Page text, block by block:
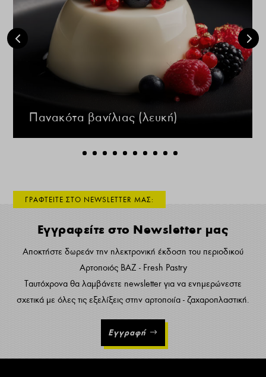
Πανακότα βανίλιας (λευκή)
ΓΡΑΦΤΕΙΤΕ ΣΤΟ NEWSLETTER ΜΑΣ:
Εγγραφείτε στο Newsletter μας
Αποκτήστε δωρεάν την ηλεκτρονική έκδοση του περιοδικού
Αρτοποιός ΒΑΖ - Fresh Pastry
Ταυτόχρονα θα λαμβάνετε newsletter για να ενημερώνεστε
σχετικά με όλες τις εξελίξεις στην αρτοποιία - ζαχαροπλαστική.
Εγγραφή